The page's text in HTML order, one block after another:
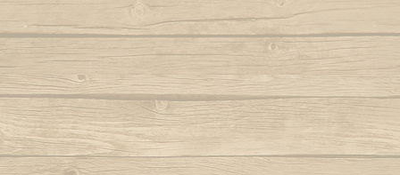
Autor : Formado Cigano
Capoeira de Angola
Autor : Mestre Charm
Capoeira de verdade
Autor : Professor Fanho (Capoeira Brasil)
Capoeira é Beleza
Autor : Mestre Matias
Quando meu
Que
Quem
*Senzala :
**Cavalaria :
prévenir de l'arrivée